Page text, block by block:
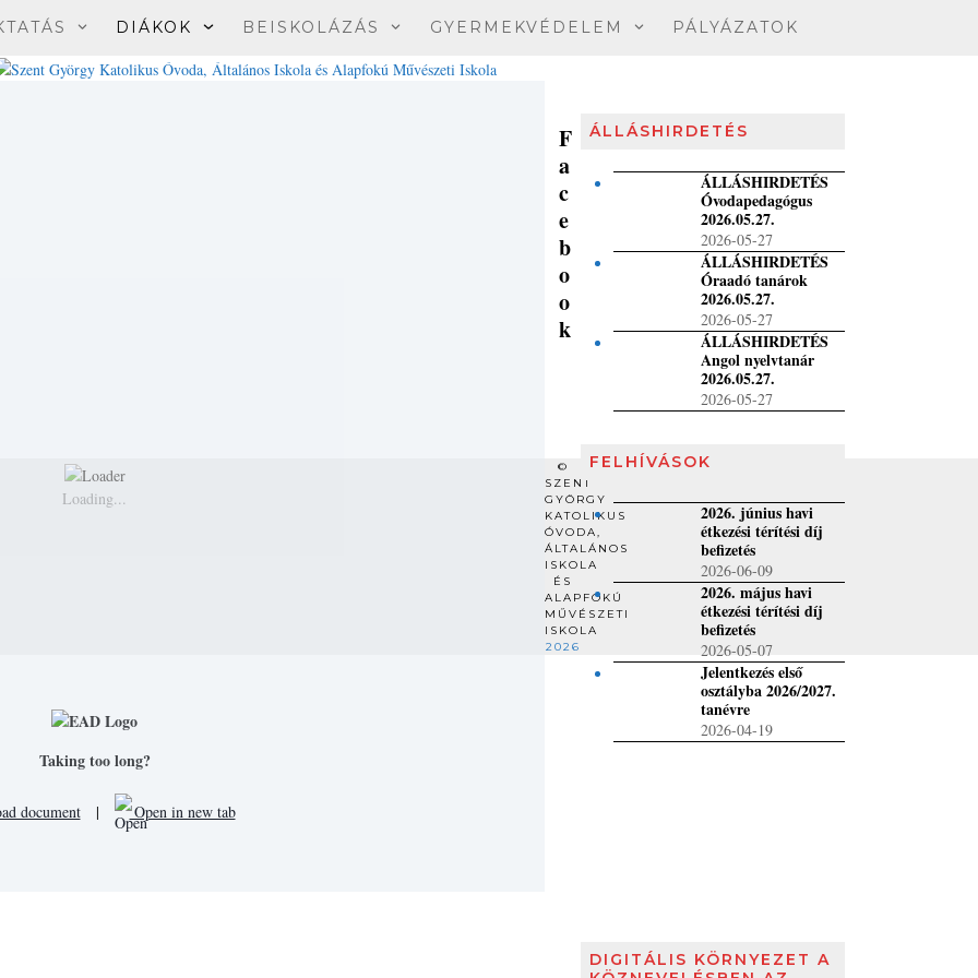
DIÁKOK BEISKOLÁZÁS GYERMEKVÉDELEM PÁLYÁZATOK
Loading...
Taking too long?
document | Open in new tab
ÁLLÁSHIRDETÉS
ÁLLÁSHIRDETÉS
Óvodapedagógus
2026.05.27.
2026-05-27
ÁLLÁSHIRDETÉS
Óraadó tanárok
2026.05.27.
2026-05-27
ÁLLÁSHIRDETÉS
Angol nyelvtanár
2026.05.27.
2026-05-27
FELHÍVÁSOK
2026. június havi
étkezési térítési díj
befizetés
2026-06-09
2026. május havi
étkezési térítési díj
befizetés
2026-05-07
Jelentkezés első
osztályba 2026/2027.
tanévre
2026-04-19
DIGITÁLIS KÖRNYEZET A
F
a
c
e
b
o
o
k
©
SZENT
GYÖRGY
KATOLIKUS
ÓVODA,
ÁLTALÁNOS
ISKOLA
ÉS
ALAPFOKÚ
MŰVÉSZETI
ISKOLA
2026